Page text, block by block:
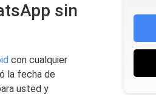
sin
con cualquier
la fecha de
usted y